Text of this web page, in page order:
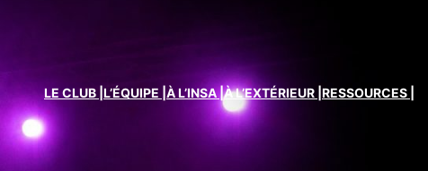
LE CLUB | L’ÉQUIPE | À L’INSA |À L’EXTÉRIEUR | RESSOURCES |